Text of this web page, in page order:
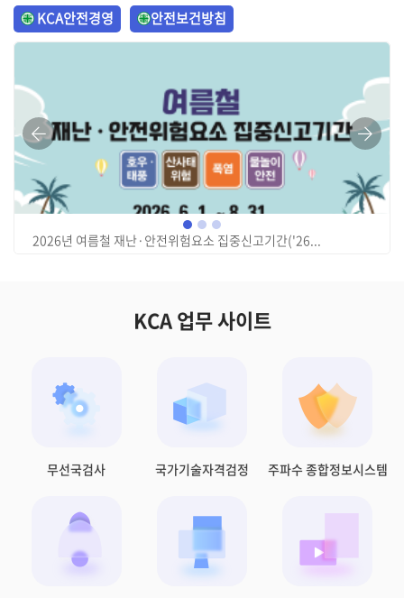
KCA안전경영 안전보건방침
2026년 여름철 재난·안전위험요소 집중신고기간('26...
KCA 업무 사이트
무선국검사 국가기술자격검정 주파수 종합정보시스템